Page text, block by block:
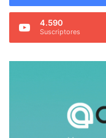
4.590
Suscriptores